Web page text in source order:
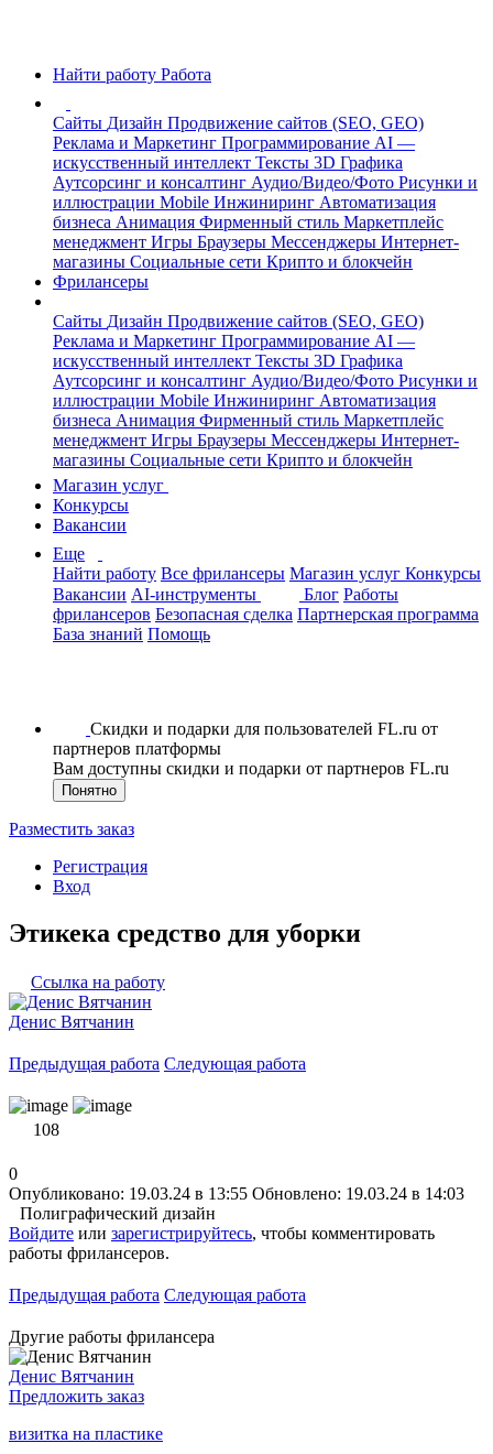
Найти работу Работа
Сайты Дизайн Продвижение сайтов (SEO, GEO)
Реклама и Маркетинг Программирование AI —
искусственный интеллект Тексты 3D Графика
Аутсорсинг и консалтинг Аудио/Видео/Фото Рисунки и
иллюстрации Mobile Инжиниринг Автоматизация
бизнеса Анимация Фирменный стиль Маркетплейс
менеджмент Игры Браузеры Мессенджеры Интернет-
магазины Социальные сети Крипто и блокчейн
Фрилансеры
Сайты Дизайн Продвижение сайтов (SEO, GEO)
Реклама и Маркетинг Программирование AI —
искусственный интеллект Тексты 3D Графика
Аутсорсинг и консалтинг Аудио/Видео/Фото Рисунки и
иллюстрации Mobile Инжиниринг Автоматизация
бизнеса Анимация Фирменный стиль Маркетплейс
менеджмент Игры Браузеры Мессенджеры Интернет-
магазины Социальные сети Крипто и блокчейн
Магазин услуг
Конкурсы
Вакансии
Еще
Найти работу Все фрилансеры Магазин услуг Конкурсы
Вакансии AI-инструменты Блог Работы
фрилансеров Безопасная сделка Партнерская программа
База знаний Помощь
Скидки и подарки для пользователей FL.ru от
партнеров платформы
Вам доступны скидки и подарки от партнеров FL.ru
Понятно
Разместить заказ
Регистрация
Вход
Этикека средство для уборки
Ссылка на работу
Денис Вятчанин
Предыдущая работа Следующая работа
108
0
Опубликовано: 19.03.24 в 13:55 Обновлено: 19.03.24 в 14:03
Полиграфический дизайн
Войдите или зарегистрируйтесь, чтобы комментировать
работы фрилансеров.
Предыдущая работа Следующая работа
Другие работы фрилансера
Денис Вятчанин
Предложить заказ
визитка на пластике